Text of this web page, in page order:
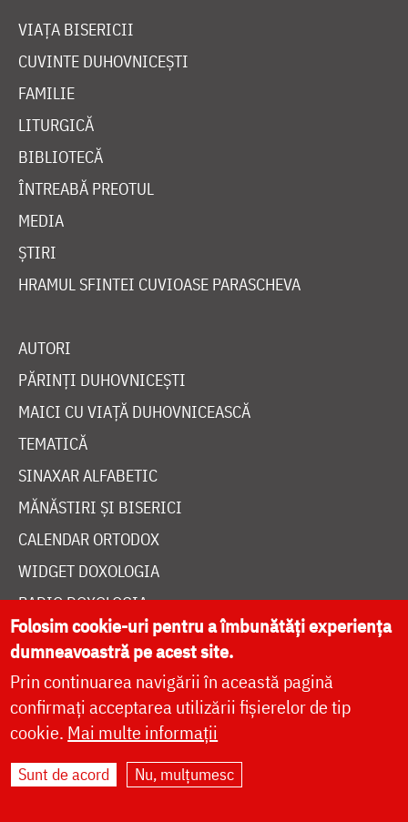
VIAȚA BISERICII
CUVINTE DUHOVNICEȘTI
FAMILIE
LITURGICĂ
BIBLIOTECĂ
ÎNTREABĂ PREOTUL
MEDIA
ȘTIRI
HRAMUL SFINTEI CUVIOASE PARASCHEVA
AUTORI
PĂRINȚI DUHOVNICEȘTI
MAICI CU VIAȚĂ DUHOVNICEASCĂ
TEMATICĂ
SINAXAR ALFABETIC
MĂNĂSTIRI ȘI BISERICI
CALENDAR ORTODOX
WIDGET DOXOLOGIA
RADIO DOXOLOGIA
DESPRE NOI
POLITICA DE COOKIES
DONEAZĂ ONLINE PENTRU CATEDRALA NAȚIONALĂ
Folosim cookie-uri pentru a îmbunătăți experiența
dumneavoastră pe acest site.
Prin continuarea navigării în această pagină
confirmați acceptarea utilizării fișierelor de tip
cookie. Mai multe informații
Sunt de acord Nu, mulțumesc